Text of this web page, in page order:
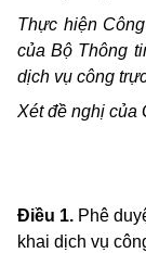
Thực hiện
của Bộ Thông
dịch vụ công
Xét đề nghị của
Điều 1. Phê
khai dịch vụ